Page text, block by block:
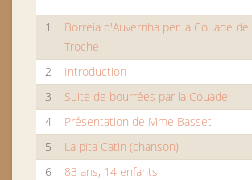
1
Borreia d'Auvernha per la Couade de
Troche
2 Introduction
3
Suite de bourrées par la Couade
4
Présentation de Mme Basset
5
La pita Catin (chanson)
6
83 ans, 14 enfants